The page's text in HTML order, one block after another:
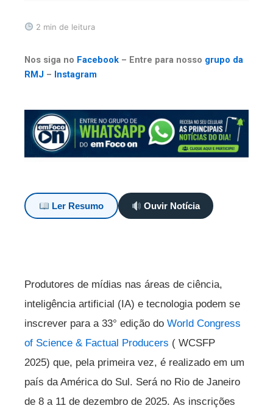
2 min de leitura
Nos siga no Facebook – Entre para nosso grupo da
RMJ – Instagram
Ler Resumo Ouvir Notícia
Produtores de mídias nas áreas de ciência,
inteligência artificial (IA) e tecnologia podem se
inscrever para a 33° edição do World Congress
of Science & Factual Producers ( WCSFP
2025) que, pela primeira vez, é realizado em um
país da América do Sul. Será no Rio de Janeiro
de 8 a 11 de dezembro de 2025. As inscrições